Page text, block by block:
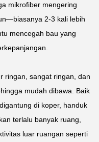
mikrofiber mengering
2-3 kali lebih
mencegah bau yang
ringan, sangat ringan, dan
mudah dibawa. Baik
di koper, handuk
terlalu banyak ruang,
luar ruangan seperti